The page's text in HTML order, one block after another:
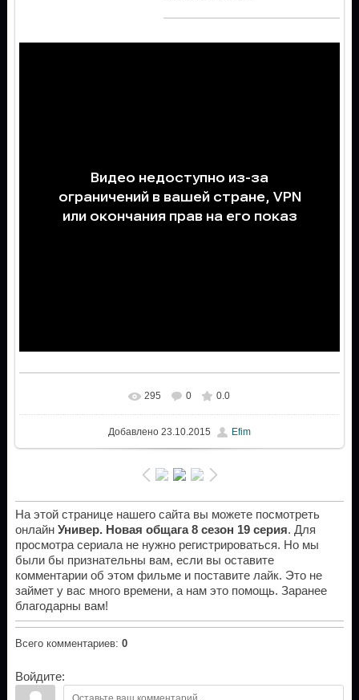
295 0 0.0
Добавлено23.10.2015 Efim
На этой странице нашего сайта вы можете посмотреть
онлайн Универ. Новая общага 8 сезон 19 серия. Для
просмотра сериала не нужно регистрироваться. Но мы
были бы признательны вам, если вы оставите
комментарии об этом фильме и поставите лайк. Это не
займет у вас много времени, а нам это помощь. Заранее
благодарны вам!
Всего комментариев: 0
Войдите: